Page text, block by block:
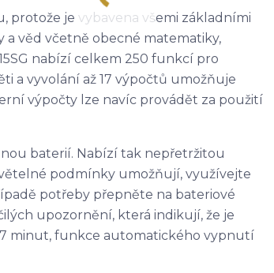
je vybavena všemi základními
věd včetně obecné matematiky,
nabízí celkem 250 funkcí pro
a vyvolání až 17 výpočtů umožňuje
výpočty lze navíc provádět za použití
baterií. Nabízí tak nepřetržitou
podmínky umožňují, využívejte
potřeby přepněte na bateriové
upozornění, která indikují, že je
minut, funkce automatického vypnutí